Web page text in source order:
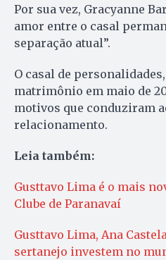
Por sua vez, Gracyanne
amor entre o casal
separação atual”.
O casal de
matrimônio em maio de
motivos que conduziram
relacionamento.
Leia também:
Gusttavo Lima é o mais
Clube de Paranavaí
Gusttavo Lima, Ana
sertanejo investem no